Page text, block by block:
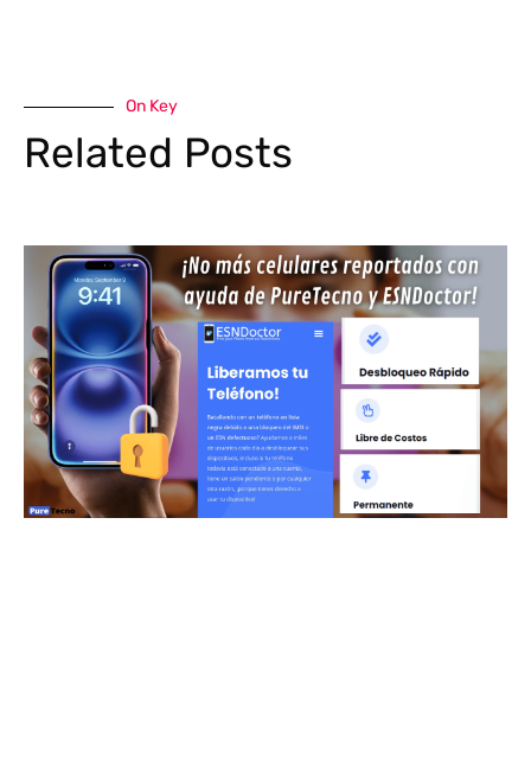
On Key
Related Posts